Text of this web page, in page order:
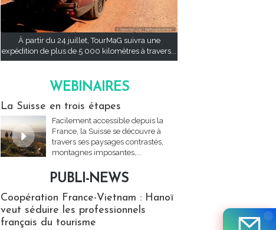
À partir du 24 juillet, TourMaG suivra une
expédition de plus de 5 000 kilomètres à travers...
WEBINAIRES
La Suisse en trois étapes
Facilement accessible depuis la
France, la Suisse se découvre à
travers ses paysages contrastés,
montagnes imposantes,...
PUBLI-NEWS
Coopération France-Vietnam : Hanoï
veut séduire les professionnels
français du tourisme